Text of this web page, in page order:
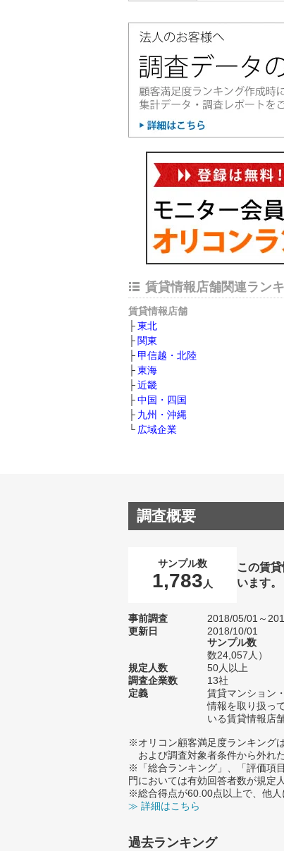
賃貸情報店舗関連ラン
賃貸情報店舗
東北
関東
甲信越・北陸
東海
近畿
中国・四国
九州・沖縄
広域企業
調査概要
サンプル数
1,783 人
この賃
います。
事前調査
2018/05/01～
更新日
2018/10/01
サンプル数
数24,057人）
規定人数
50人以上
調査企業数
13社
定義
賃貸マンション
情報を取り扱っ
いる賃貸情報店
※オリコン顧客満足度ランキング
および調査対象者条件から外れ
※「総合ランキング」、「評価項
門においては有効回答者数が規定
※総合得点が60.00点以上で、他人
≫ 詳細はこちら
過去ランキング